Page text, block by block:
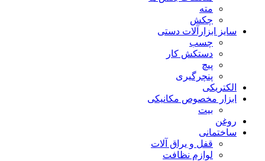
مته
چکش
سایز ابزارآلات دستی
چسب
دستکش کار
پیچ
پنچرگیری
الکتریکی
ابزار مخصوص مکانیکی
بیت
روغن
ساختمانی
قفل و یراق آلات
لوازم نظافت